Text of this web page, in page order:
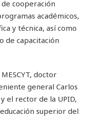
cooperación
académicos,
y técnica, así como
de capacitación
doctor
general Carlos
el rector de la UPID,
superior del